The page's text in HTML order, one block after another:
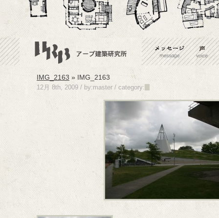
IMG_2163 » IMG_2163
12月 8th, 2009 / by:master / category: